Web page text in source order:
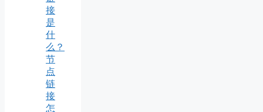
接
是
什
么？
节
点
链
接
怎